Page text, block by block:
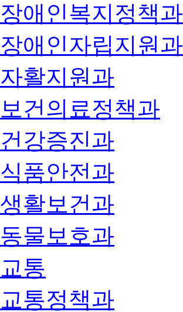
장애인복지정책과
장애인자립지원과
자활지원과
보건의료정책과
건강증진과
식품안전과
생활보건과
동물보호과
교통
교통정책과